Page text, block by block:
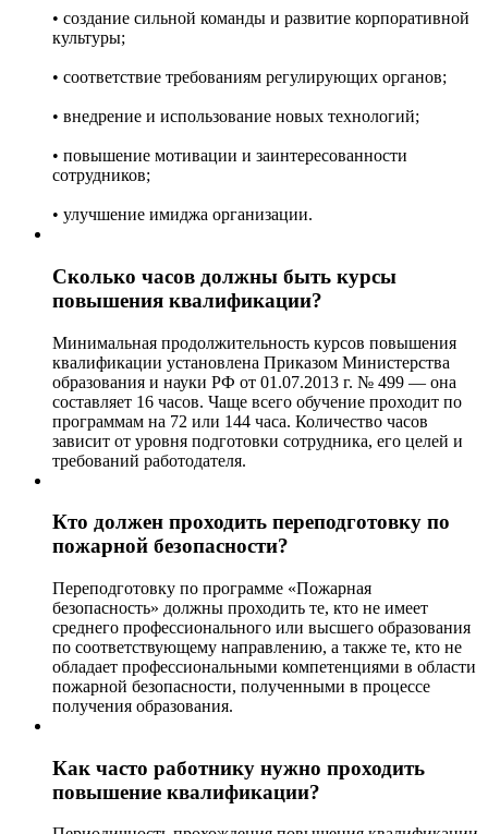
• создание сильной команды и развитие корпоративной
культуры;
• соответствие требованиям регулирующих органов;
• внедрение и использование новых технологий;
• повышение мотивации и заинтересованности
сотрудников;
• улучшение имиджа организации.
Сколько часов должны быть курсы
повышения квалификации?
Минимальная продолжительность курсов повышения
квалификации установлена Приказом Министерства
образования и науки РФ от 01.07.2013 г. № 499 — она
составляет 16 часов. Чаще всего обучение проходит по
программам на 72 или 144 часа. Количество часов
зависит от уровня подготовки сотрудника, его целей и
требований работодателя.
Кто должен проходить переподготовку по
пожарной безопасности?
Переподготовку по программе «Пожарная
безопасность» должны проходить те, кто не имеет
среднего профессионального или высшего образования
по соответствующему направлению, а также те, кто не
обладает профессиональными компетенциями в области
пожарной безопасности, полученными в процессе
получения образования.
Как часто работнику нужно проходить
повышение квалификации?